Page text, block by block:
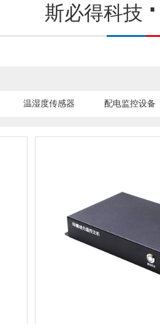
斯必得科技
温湿度传感器 配电监控设备